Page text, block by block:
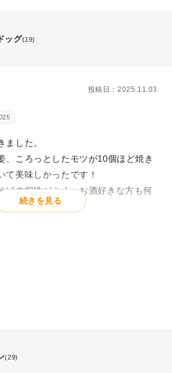
ッグ(19)
投稿日：2025.11.03
ました。
、ころっとしたモツが10個ほど焼き
て美味しかったです！
ばの相性がよく、お酒好きな方も何
と感じました！
続きを見る
(29)